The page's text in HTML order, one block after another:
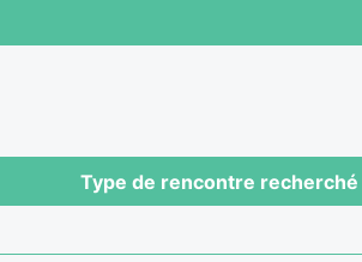
Type de rencontre recherché